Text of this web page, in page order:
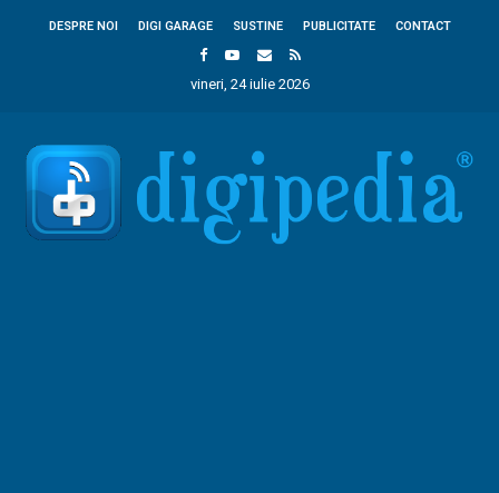
DESPRE NOI DIGI GARAGE SUSTINE PUBLICITATE CONTACT
vineri, 24 iulie 2026